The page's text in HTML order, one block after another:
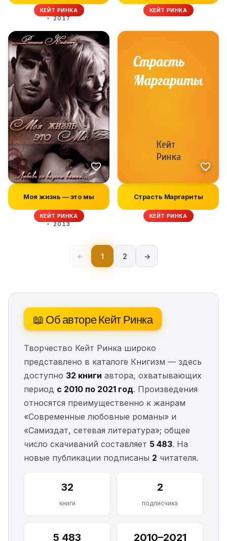
КЕЙТ РИНКА
2017
КЕЙТ РИНКА
Моя жизнь — это мы
КЕЙТ РИНКА
2013
Страсть Маргариты
КЕЙТ РИНКА
← 1 2 →
📖 Об авторе Кейт Ринка
Творчество Кейт Ринка широко
представлено в каталоге Книгизм — здесь
доступно 32 книги автора, охватывающих
период с 2010 по 2021 год. Произведения
относятся преимущественно к жанрам
«Современные любовные романы» и
«Самиздат, сетевая литература»; общее
число скачиваний составляет 5 483. На
новые публикации подписаны 2 читателя.
32
книги
2
подписчика
5 483 2010–2021